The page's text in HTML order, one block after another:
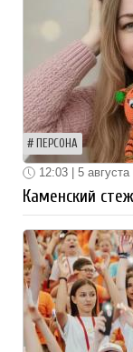
ПЕРСОНА
12:03 | 5 августа
Каменский